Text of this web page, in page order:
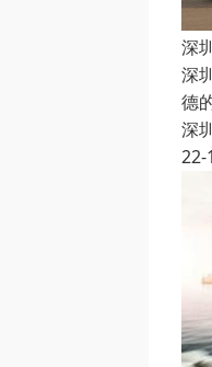
深
深
德
深
22-